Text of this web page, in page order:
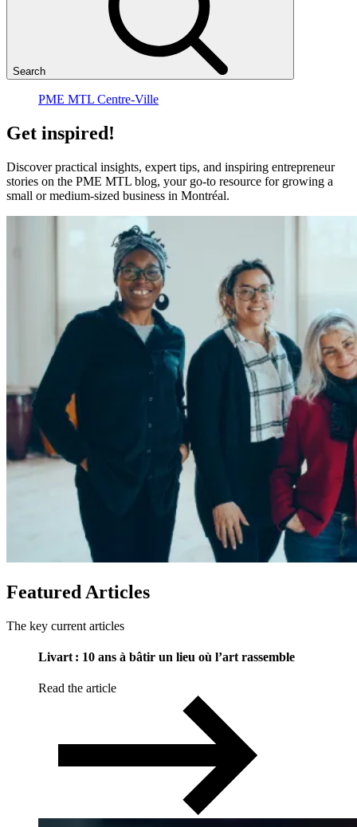
Search
PME MTL Centre-Ville
Get inspired!
Discover practical insights, expert tips, and inspiring entrepreneur
stories on the PME MTL blog, your go-to resource for growing a
small or medium-sized business in Montréal.
Featured Articles
The key current articles
Livart : 10 ans à bâtir un lieu où l’art rassemble
Read the article